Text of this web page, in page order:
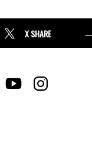
X SHARE